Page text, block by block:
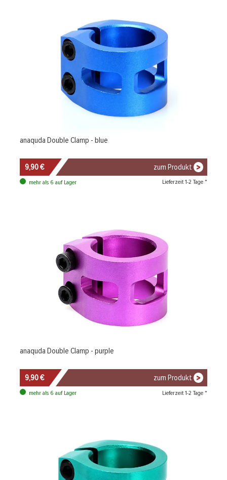
anaquda Double Clamp - blue
9,90 € zum Produkt
mehr als 6 auf Lager Lieferzeit 1-2 Tage *
anaquda Double Clamp - purple
9,90 € zum Produkt
mehr als 6 auf Lager Lieferzeit 1-2 Tage *